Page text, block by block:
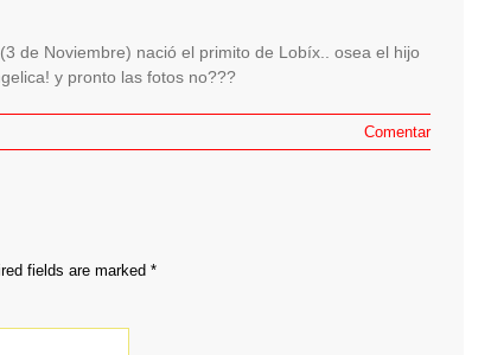
de Noviembre) nació el primito de Lobíx.. osea el hijo
y pronto las fotos no???
Comentar
fields are marked *